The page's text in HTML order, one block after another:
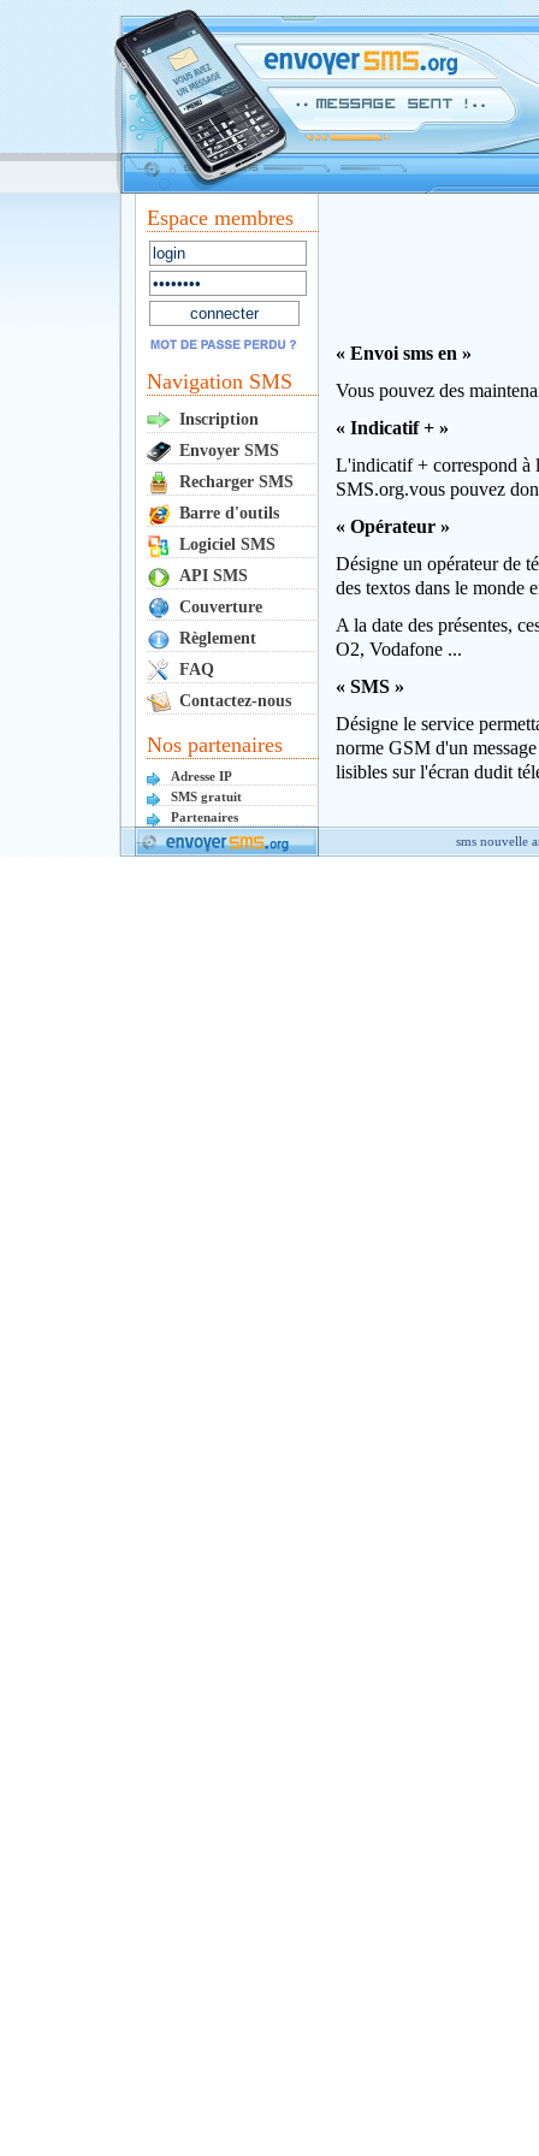
Espace membres
Navigation SMS
Inscription
Envoyer SMS
Recharger SMS
Barre d'outils
Logiciel SMS
API SMS
Couverture
Règlement
FAQ
Contactez-nous
Nos partenaires
Adresse IP
SMS gratuit
Partenaires
« Envoi sms en »
Vous pouvez des
« Indicatif + »
L'indicatif + correspond à
SMS.org.vous pouvez
« Opérateur »
Désigne un opérateur de
des textos dans le monde
A la date des présentes,
O2, Vodafone ...
« SMS »
Désigne le service
norme GSM d'un
lisibles sur l'écran dudit
sms nouvelle